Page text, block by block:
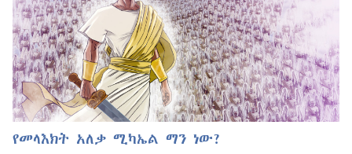
የመላእክት አለቃ ሚካኤል ማን ነው?